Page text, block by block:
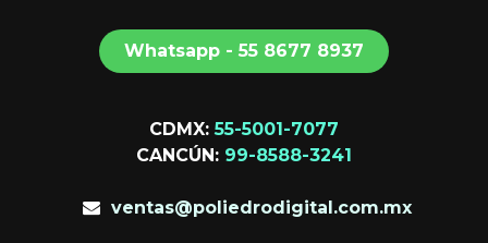
Whatsapp - 55 8677 8​​​​937
CDMX:55-5001-7077
CANCÚN: 99-8588-3241
ventas@poliedrodigital.com.mx